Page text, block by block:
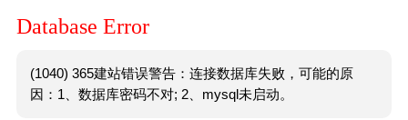
Database Error
(1040) 365建站错误警告：连接数据库失败，可能的原
因：1、数据库密码不对; 2、mysql未启动。